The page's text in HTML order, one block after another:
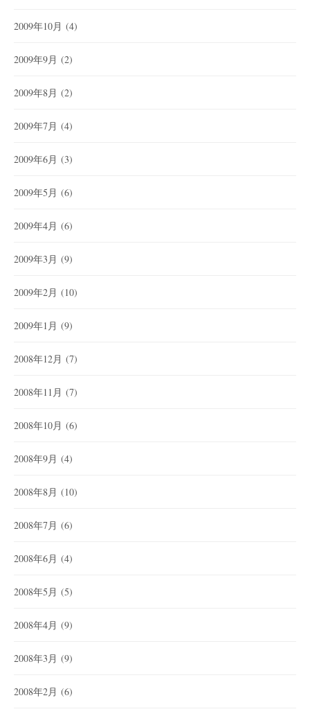
2009年10月 (4)
2009年9月 (2)
2009年8月 (2)
2009年7月 (4)
2009年6月 (3)
2009年5月 (6)
2009年4月 (6)
2009年3月 (9)
2009年2月 (10)
2009年1月 (9)
2008年12月 (7)
2008年11月 (7)
2008年10月 (6)
2008年9月 (4)
2008年8月 (10)
2008年7月 (6)
2008年6月 (4)
2008年5月 (5)
2008年4月 (9)
2008年3月 (9)
2008年2月 (6)